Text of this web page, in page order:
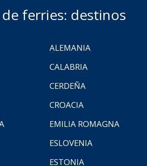
ferries: destinos
ALEMANIA
CALABRIA
CERDEÑA
CROACIA
EMILIA ROMAGNA
ESLOVENIA
ESTONIA